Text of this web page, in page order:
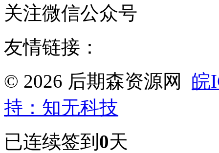
关注微信公众号
友情链接：
© 2026 后期森资源网
皖
持：知无科技
已连续签到 0天